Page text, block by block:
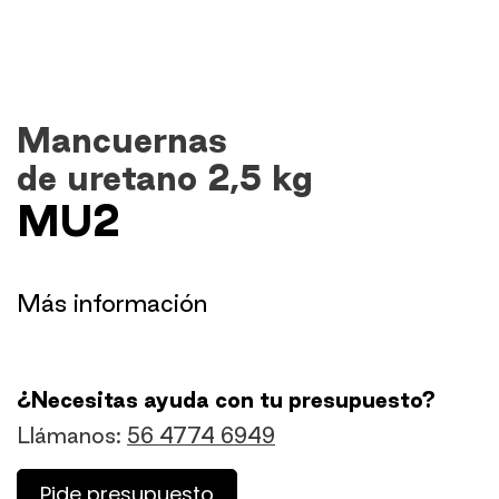
Mancuernas
de uretano 2,5 kg
MU2
​Más información
¿Necesitas ayuda con tu presupuesto?
Llámanos: 56 4774 6949